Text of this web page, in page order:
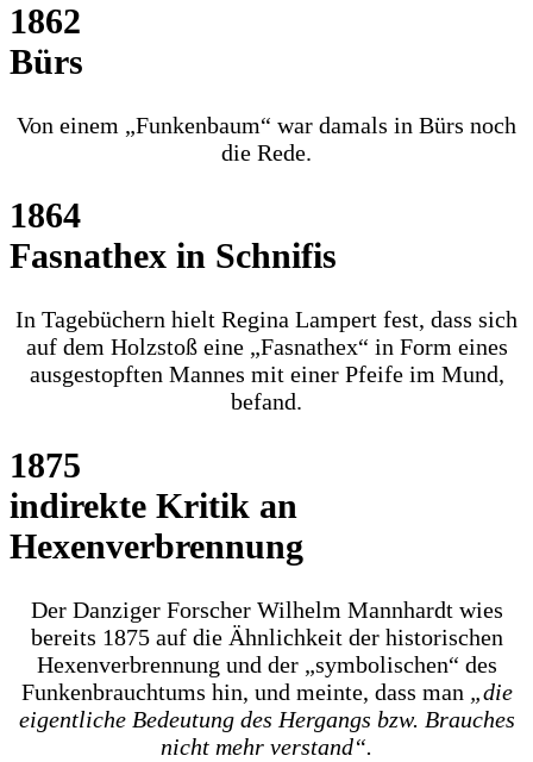
1862
Bürs
Von einem „Funkenbaum“ war damals in Bürs noch
die Rede.
1864
Fasnathex in Schnifis
In Tagebüchern hielt Regina Lampert fest, dass sich
auf dem Holzstoß eine „Fasnathex“ in Form eines
ausgestopften Mannes mit einer Pfeife im Mund,
befand.
1875
indirekte Kritik an
Hexenverbrennung
Der Danziger Forscher Wilhelm Mannhardt wies
bereits 1875 auf die Ähnlichkeit der historischen
Hexenverbrennung und der „symbolischen“ des
Funkenbrauchtums hin, und meinte, dass man „die
eigentliche Bedeutung des Hergangs bzw. Brauches
nicht mehr verstand“.